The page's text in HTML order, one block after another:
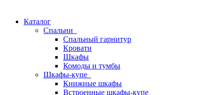
Каталог
Спальни
Спальный гарнитур
Кровати
Шкафы
Комоды и тумбы
Шкафы-купе
Книжные шкафы
Встроенные шкафы-купе